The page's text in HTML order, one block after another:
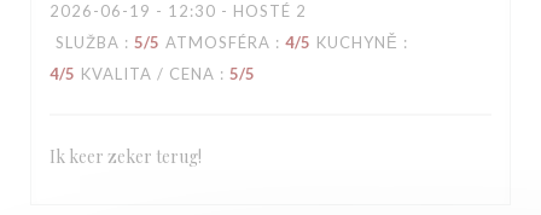
2026-06-19 - 12:30 - HOSTÉ 2
SLUŽBA : 5/5 ATMOSFÉRA : 4/5 KUCHYNĚ :
4/5 KVALITA / CENA : 5/5
Ik keer zeker terug!